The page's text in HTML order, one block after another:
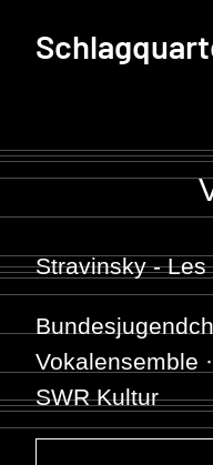
Stravinsky - Les
Vokalensemble
SWR Kultur